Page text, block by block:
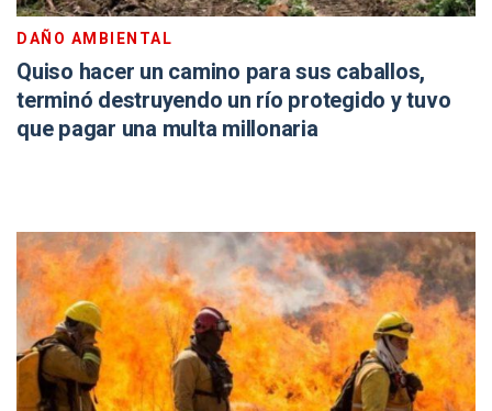
DAÑO AMBIENTAL
Quiso hacer un camino para sus caballos,
terminó destruyendo un río protegido y tuvo
que pagar una multa millonaria